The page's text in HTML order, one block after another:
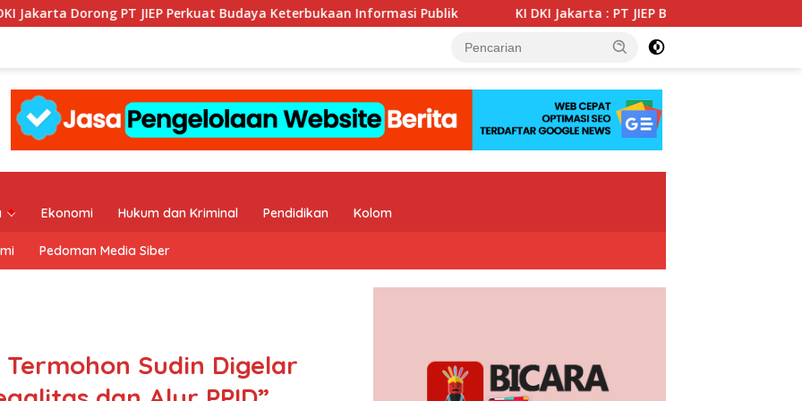
PT JIEP Perkuat Budaya Keterbukaan Informasi Publik KI DKI Jakarta : PT JIEP Buktikan Transparansi KIP Mampu
Ekonomi Hukum dan Kriminal Pendidikan Kolom
Pedoman Media Siber
Sudin Digelar